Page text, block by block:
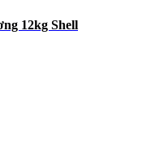
12kg Shell